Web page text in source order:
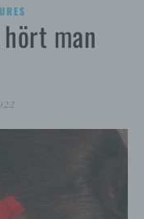
man